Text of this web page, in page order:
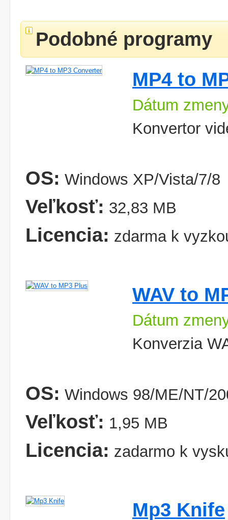
Podobné programy
MP4 to
Dátum
Konvertor
OS: Windows XP/Vista/7/8
Veľkosť: 32,83 MB
Licencia: zdarma k
WAV to
Dátum
Konverzia
OS: Windows 98/ME/NT/
Veľkosť: 1,95 MB
Licencia: zadarmo k
Mp3 Knife